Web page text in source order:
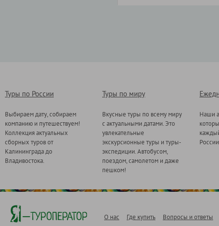
Туры по России
Выбираем дату, собираем
компанию и путешествуем!
Коллекция актуальных
сборных туров от
Калининграда до
Владивостока.
Туры по миру
Вкусные туры по всему миру
с актуальными датами. Это
увлекательные
экскурсионные туры и туры-
экспедиции. Автобусом,
поездом, самолетом и даже
пешком!
Наши
О нас Где купить Вопросы и ответы